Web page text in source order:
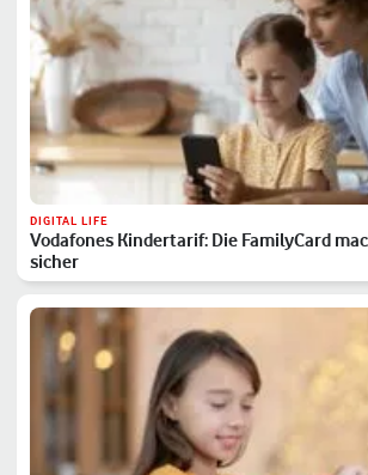
DIGITAL LIFE
Vodafones Kindertarif: Die FamilyCard
sicher